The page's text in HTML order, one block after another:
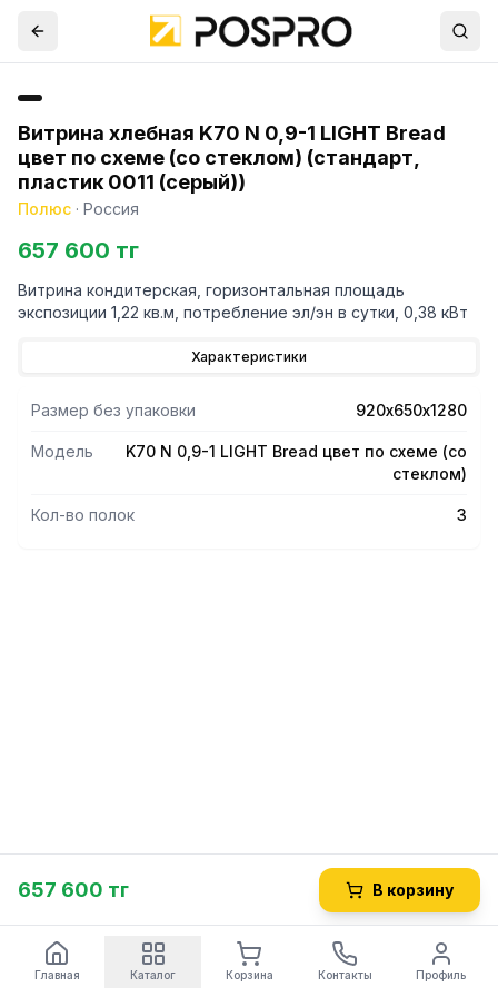
Витрина хлебная K70 N 0,9-1 LIGHT Bread
цвет по схеме (со стеклом) (стандарт,
пластик 0011 (серый))
Полюс · Россия
657 600 тг
Витрина кондитерская, горизонтальная площадь
экспозиции 1,22 кв.м, потребление эл/эн в сутки, 0,38 кВт
Характеристики
Размер без упаковки 920х650х1280
Модель
K70 N 0,9-1 LIGHT Bread цвет по схеме (со
стеклом)
Кол-во полок 3
657 600 тг В корзину
Главная Каталог Корзина Контакты Профиль